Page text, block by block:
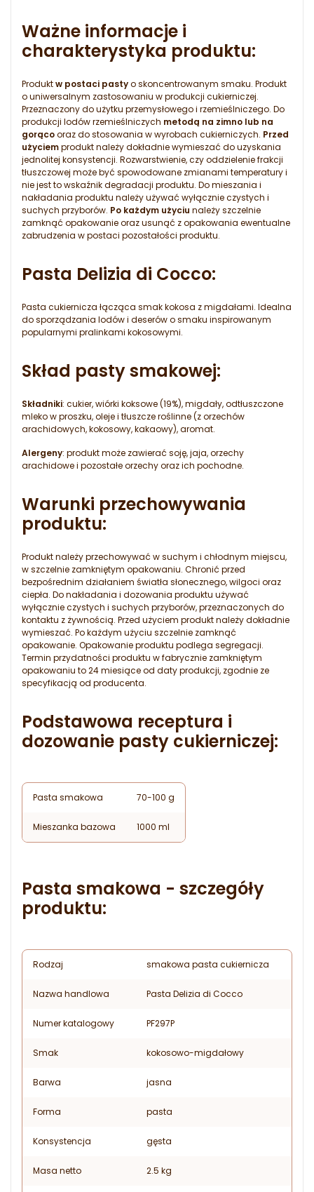
Ważne informacje i
charakterystyka produktu:
Produktw postaci pastyo skoncentrowanym smaku. Produkt
o uniwersalnym zastosowaniu w produkcji cukierniczej.
Przeznaczony do użytku przemysłowego i rzemieślniczego. Do
produkcji lodów rzemieślniczych metodą na zimno lub na
gorącooraz do stosowania w wyrobach cukierniczych. Przed
użyciemprodukt należy dokładnie wymieszać do uzyskania
jednolitej konsystencji. Rozwarstwienie, czy oddzielenie frakcji
tłuszczowej może być spowodowane zmianami temperatury i
nie jest to wskaźnik degradacji produktu. Do mieszania i
nakładania produktu należy używać wyłącznie czystych i
suchych przyborów. Po każdym użyciu należy szczelnie
zamknąć opakowanie oraz usunąć z opakowania ewentualne
zabrudzenia w postaci pozostałości produktu.
Pasta Delizia di Cocco:
Pasta cukiernicza łącząca smak kokosa z migdałami. Idealna
do sporządzania lodów i deserów o smaku inspirowanym
popularnymi pralinkami kokosowymi.
Skład pasty smakowej:
Składniki: cukier, wiórki koksowe (19%), migdały, odtłuszczone
mleko w proszku, oleje i tłuszcze roślinne (z orzechów
arachidowych, kokosowy, kakaowy), aromat.
Alergeny: produkt może zawierać soję, jaja, orzechy
arachidowe i pozostałe orzechy oraz ich pochodne.
Warunki przechowywania
produktu:
Produkt należy przechowywać w suchym i chłodnym miejscu,
w szczelnie zamkniętym opakowaniu. Chronić przed
bezpośrednim działaniem światła słonecznego, wilgoci oraz
ciepła. Do nakładania i dozowania produktu używać
wyłącznie czystych i suchych przyborów, przeznaczonych do
kontaktu z żywnością. Przed użyciem produkt należy dokładnie
wymieszać. Po każdym użyciu szczelnie zamknąć
opakowanie. Opakowanie produktu podlega segregacji.
Termin przydatności produktu w fabrycznie zamkniętym
opakowaniu to 24 miesiące od daty produkcji, zgodnie ze
specyfikacją od producenta.
Podstawowa receptura i
dozowanie pasty cukierniczej:
Pasta smakowa 70-100 g
Mieszanka bazowa 1000 ml
Pasta smakowa - szczegóły
produktu:
Rodzaj smakowa pasta cukiernicza
Nazwa handlowa Pasta Delizia di Cocco
Numer katalogowy PF297P
Smak kokosowo-migdałowy
Barwa jasna
Forma pasta
Konsystencja gęsta
Masa netto 2.5 kg